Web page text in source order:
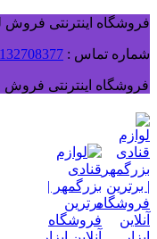
فروشگاه اینترنتی فروش
شماره تماس :
فروشگاه اینترنتی فروش